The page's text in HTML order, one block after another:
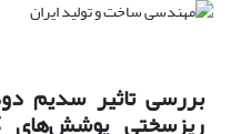
بررسی تاثیر سدیم
ریزسختی پوشش‌های